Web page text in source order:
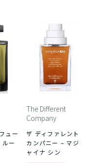
ュー
ー
The Different
Company
ザ ディファレント
カンパニー – マジ
ャイナ シン